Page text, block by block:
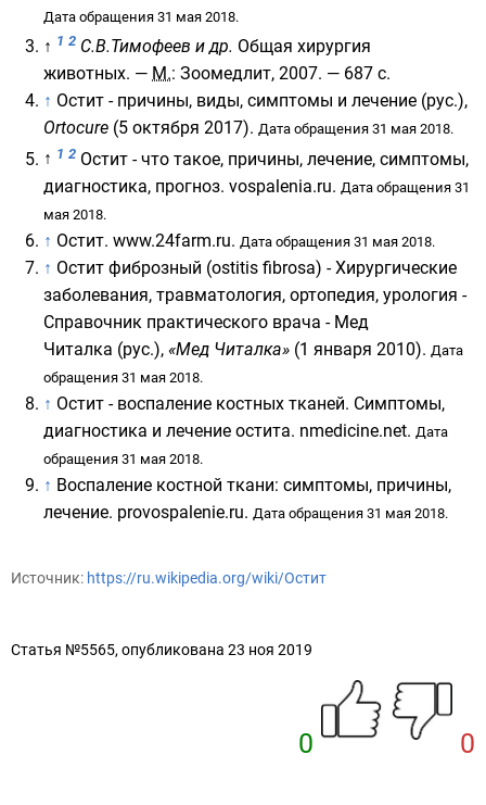
Дата обращения 31 мая 2018.
↑ 1 2 С.В.Тимофеев и др. Общая хирургия
животных. — М.: Зоомедлит, 2007. — 687 с.
↑ Остит - причины, виды, симптомы и лечение (рус.),
Ortocure (5 октября 2017). Дата обращения 31 мая 2018.
↑ 1 2 Остит - что такое, причины, лечение, симптомы,
диагностика, прогноз. vospalenia.ru. Дата обращения 31
мая 2018.
↑ Остит. www.24farm.ru. Дата обращения 31 мая 2018.
↑ Остит фиброзный (ostitis fibrosa) - Хирургические
заболевания, травматология, ортопедия, урология -
Справочник практического врача - Мед
Читалка (рус.), «Мед Читалка» (1 января 2010). Дата
обращения 31 мая 2018.
↑ Остит - воспаление костных тканей. Симптомы,
диагностика и лечение остита. nmedicine.net. Дата
обращения 31 мая 2018.
↑ Воспаление костной ткани: симптомы, причины,
лечение. provospalenie.ru. Дата обращения 31 мая 2018.
Источник: https://ru.wikipedia.org/wiki/Остит
Статья №5565, опубликована 23 ноя 2019
0 0